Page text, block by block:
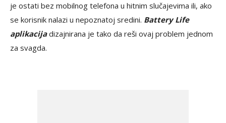
je ostati bez mobilnog telefona u hitnim slučajevima ili, ako
se korisnik nalazi u nepoznatoj sredini. Battery Life
aplikacijadizajnirana je tako da reši ovaj problem jednom
za svagda.